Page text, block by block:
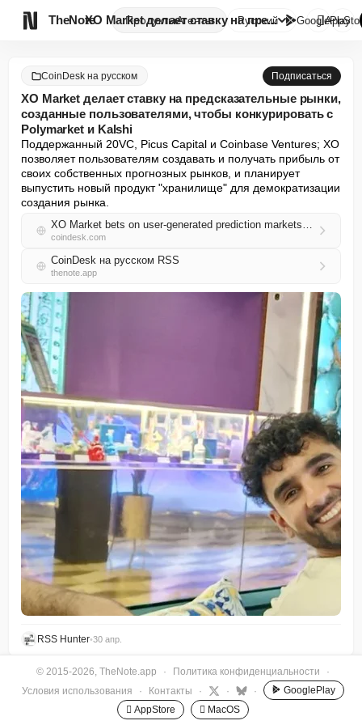
TheNote ПродуктыАгенты
XO Market делает ставку на пре...
Русский GooglePlay

CoinDesk на русском Подписаться
XO Market делает ставку на предсказательные рынки,
созданные пользователями, чтобы конкурировать с
Polymarket и Kalshi
Поддержанный 20VC, Picus Capital и Coinbase Ventures; XO
позволяет пользователям создавать и получать прибыль от
своих собственных прогнозных рынков, и планирует
выпустить новый продукт "хранилище" для демократизации
создания рынка.
XO Market bets on user-generated prediction markets to rival Polymarket and Kalshi
coindesk.com
CoinDesk на русском RSS
thenote.app
RSS Hunter•30 апр.
© 2015-2026, TheNote.app · Политика конфиденциальности
·
Условия использования
· Контакты · · ·
GooglePlay
 AppStore
 MacOS